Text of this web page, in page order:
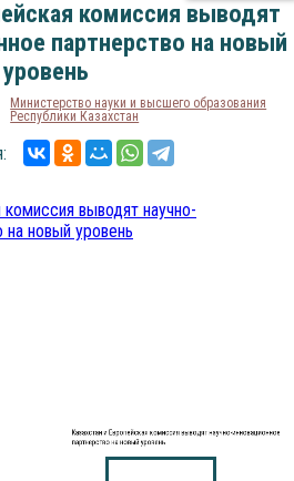
комиссия выводят
партнерство на новый
уровень
Министерство науки и высшего образования
Республики Казахстан
Казахстан и Европейская комиссия выводят научно-инновационное
партнерство на новый уровень